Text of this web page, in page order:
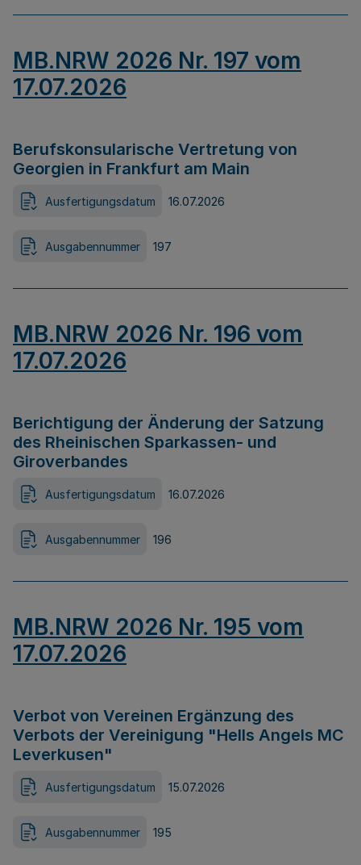
MB.NRW 2026 Nr. 197 vom
17.07.2026
Berufskonsularische Vertretung von
Georgien in Frankfurt am Main
Ausfertigungsdatum 16.07.2026
Ausgabennummer 197
MB.NRW 2026 Nr. 196 vom
17.07.2026
Berichtigung der Änderung der Satzung
des Rheinischen Sparkassen- und
Giroverbandes
Ausfertigungsdatum 16.07.2026
Ausgabennummer 196
MB.NRW 2026 Nr. 195 vom
17.07.2026
Verbot von Vereinen Ergänzung des
Verbots der Vereinigung "Hells Angels MC
Leverkusen"
Ausfertigungsdatum 15.07.2026
Ausgabennummer 195